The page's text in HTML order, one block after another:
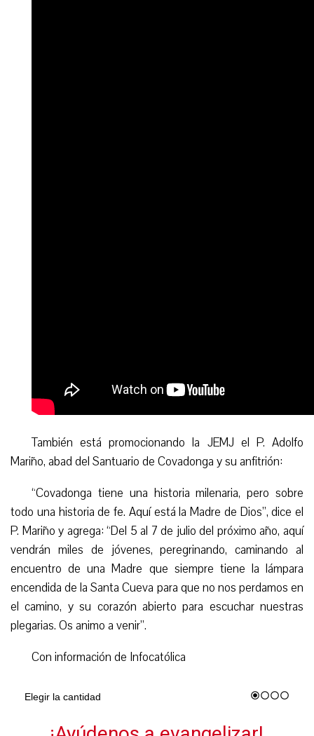
También está promocionando la JEMJ el P. Adolfo
Mariño, abad del Santuario de Covadonga y su anfitrión:
“Covadonga tiene una historia milenaria, pero sobre
todo una historia de fe. Aquí está la Madre de Dios”, dice el
P. Mariño y agrega: “Del 5 al 7 de julio del próximo año, aquí
vendrán miles de jóvenes, peregrinando, caminando al
encuentro de una Madre que siempre tiene la lámpara
encendida de la Santa Cueva para que no nos perdamos en
el camino, y su corazón abierto para escuchar nuestras
plegarias. Os animo a venir”.
Con información de Infocatólica